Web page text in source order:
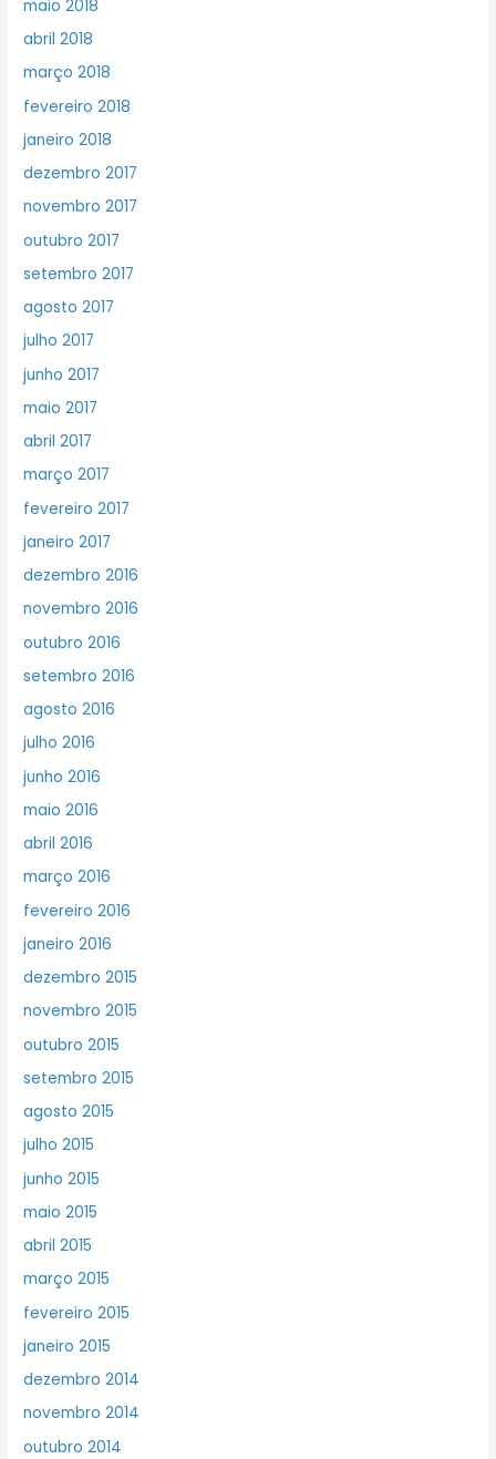
maio 2018
abril 2018
março 2018
fevereiro 2018
janeiro 2018
dezembro 2017
novembro 2017
outubro 2017
setembro 2017
agosto 2017
julho 2017
junho 2017
maio 2017
abril 2017
março 2017
fevereiro 2017
janeiro 2017
dezembro 2016
novembro 2016
outubro 2016
setembro 2016
agosto 2016
julho 2016
junho 2016
maio 2016
abril 2016
março 2016
fevereiro 2016
janeiro 2016
dezembro 2015
novembro 2015
outubro 2015
setembro 2015
agosto 2015
julho 2015
junho 2015
maio 2015
abril 2015
março 2015
fevereiro 2015
janeiro 2015
dezembro 2014
novembro 2014
outubro 2014